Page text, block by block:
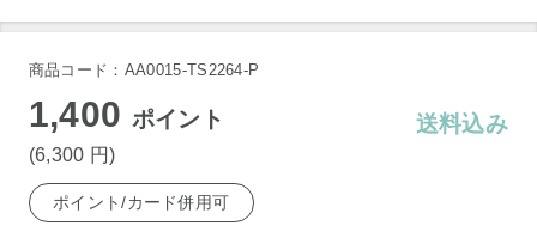
商品コード：AA0015-TS2264-P
1,400 ポイント
(6,300 円)
送料込み
ポイント/カード併用可